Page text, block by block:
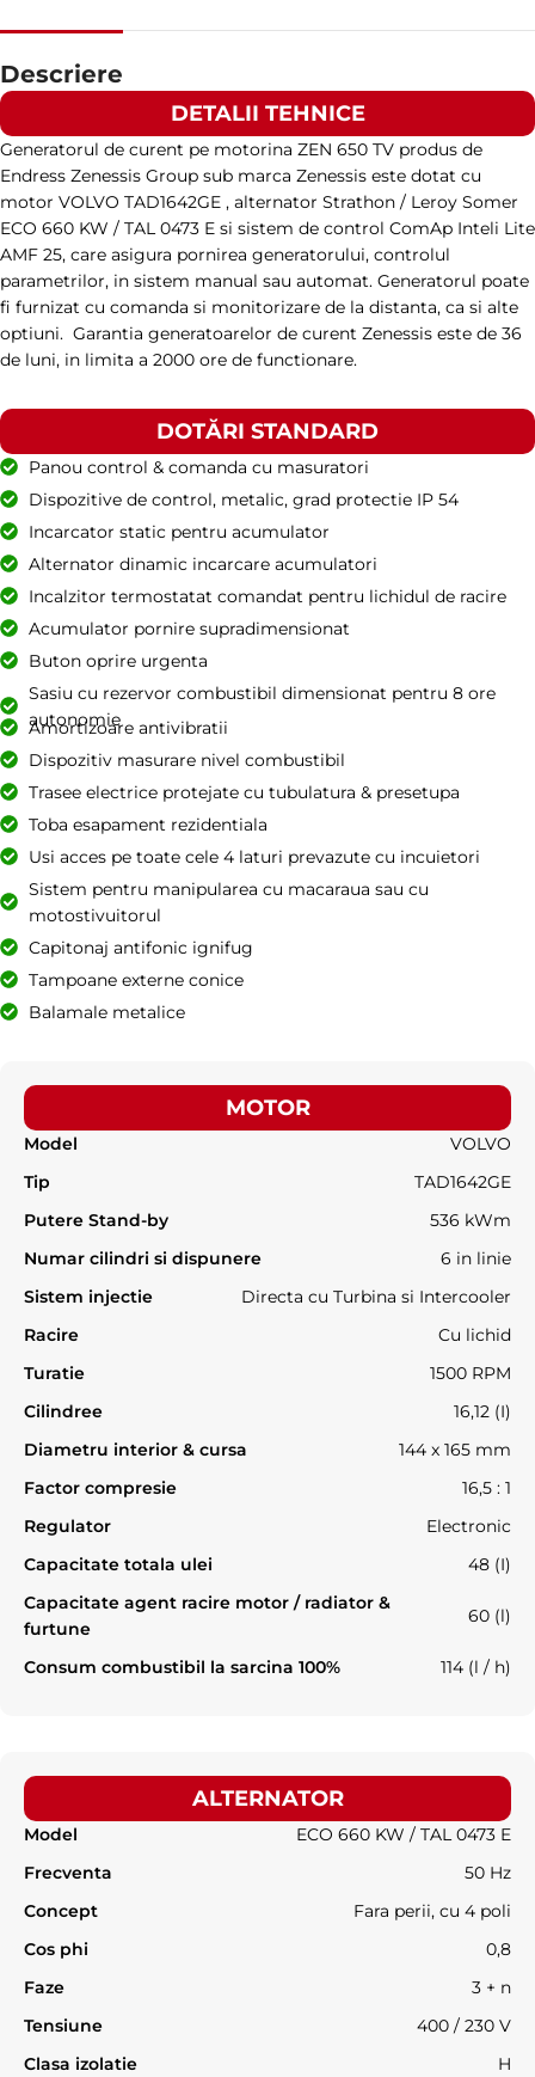
TURAȚIE
TENSIUNE STANDARD 400 / 230 V
PUTERE (KVA) 10 / 9
PUTERE (KW)
BRAND Perkins
Descriere
DETALII TEHNICE
Generatorul de curent pe motorina ZEN 650 TV produs de
Endress Zenessis Group sub marca Zenessis este dotat cu
motor VOLVO TAD1642GE , alternator Strathon / Leroy Somer
ECO 660 KW / TAL 0473 E si sistem de control ComAp Inteli Lite
AMF 25, care asigura pornirea generatorului, controlul
parametrilor, in sistem manual sau automat. Generatorul poate
fi furnizat cu comanda si monitorizare de la distanta, ca si alte
optiuni. Garantia generatoarelor de curent Zenessis este de 36
de luni, in limita a 2000 ore de functionare.
DOTĂRI STANDARD
Panou control & comanda cu masuratori
Dispozitive de control, metalic, grad protectie IP 54
Incarcator static pentru acumulator
Alternator dinamic incarcare acumulatori
Incalzitor termostatat comandat pentru lichidul de racire
Acumulator pornire supradimensionat
Buton oprire urgenta
Sasiu cu rezervor combustibil dimensionat pentru 8 ore
autonomie
Amortizoare antivibratii
Dispozitiv masurare nivel combustibil
Trasee electrice protejate cu tubulatura & presetupa
Toba esapament rezidentiala
Usi acces pe toate cele 4 laturi prevazute cu incuietori
Sistem pentru manipularea cu macaraua sau cu
motostivuitorul
Capitonaj antifonic ignifug
Tampoane externe conice
Balamale metalice
MOTOR
Model
VOLVO
Tip
TAD1642GE
Putere Stand-by
536 kWm
Numar cilindri si dispunere
6 in linie
Sistem injectie
Directa cu Turbina si Intercooler
Racire
Cu lichid
Turatie
1500 RPM
Cilindree
16,12 (I)
Diametru interior & cursa
144 x 165 mm
Factor compresie
16,5 : 1
Regulator
Electronic
Capacitate totala ulei
48 (I)
Capacitate agent racire motor / radiator &
furtune
60 (l)
Consum combustibil la sarcina 100% 114 (l / h)
ALTERNATOR
Model
ECO 660 KW / TAL 0473 E
Frecventa
50 Hz
Concept
Fara perii, cu 4 poli
Cos phi
0,8
Faze
3 + n
Tensiune
400 / 230 V
Clasa izolatie
H